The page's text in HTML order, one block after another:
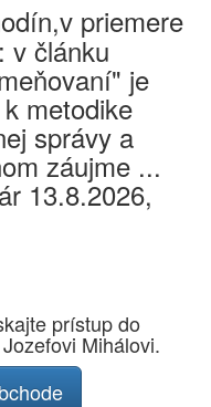
priemere
v článku
je
metodike
správy a
záujme ...
13.8.2026,
prístup do
Mihálovi.